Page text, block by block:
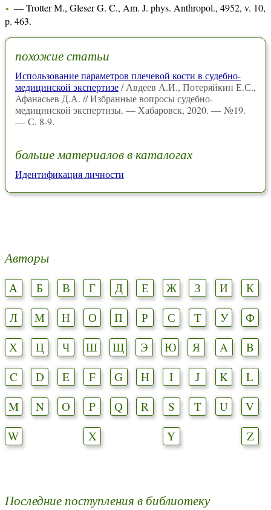
— Trotter М., Gleser G. C., Am. J. phys. Anthropol., 4952, v. 10,
p. 463.
похожие статьи
Использование параметров плечевой кости в судебно-
медицинской экспертизе/ Авдеев А.И., Потеряйкин Е.С.,
Афанасьев Д.А. // Избранные вопросы судебно-
медицинской экспертизы. — Хабаровск, 2020. — №19.
— С. 8-9.
больше материалов в каталогах
Идентификация личности
Авторы
А Б В Г Д Е Ж З И
К
Л
М Н О П Р С Т У
Ф
Х
Ц Ч Ш Щ Э Ю Я A
B
C
D E F G H I J K
L
M
N O P Q R S T U
V
W
X Y Z
Последние поступления в библиотеку